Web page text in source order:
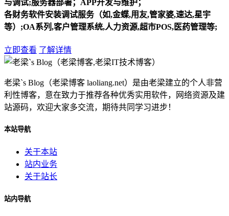
与调试;服务器部署；APP开发与维护；
各财务软件安装调试服务（如,金蝶,用友,管家婆,速达,星宇
等）;OA系列,客户管理系统,人力资源,超市POS,医药管理等;
立即查看 了解详情
老梁`s Blog（老梁博客 laoliang.net）是由老梁建立的个人非营
利性博客，意在致力于推荐各种优秀实用软件，网络资源及建
站源码，欢迎大家多交流，期待共同学习进步！
本站导航
关于本站
站内业务
关于站长
站内导航